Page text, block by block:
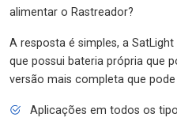
alimentar o Rastreador?
A resposta é simples, a
que possui bateria própria que
versão mais completa que
Aplicações em todos os